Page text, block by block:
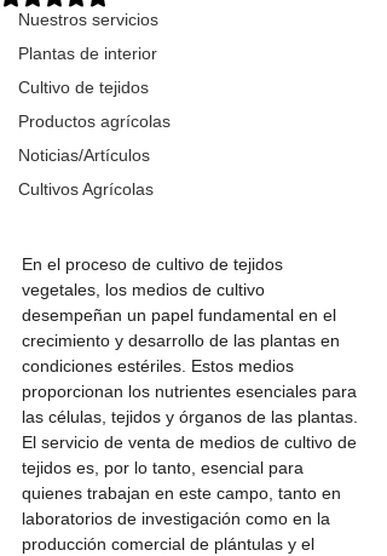
Nuestros servicios
Plantas de interior
Cultivo de tejidos
Productos agrícolas
Noticias/Artículos
Cultivos Agrícolas
En el proceso de cultivo de tejidos
vegetales, los medios de cultivo
desempeñan un papel fundamental en el
crecimiento y desarrollo de las plantas en
condiciones estériles. Estos medios
proporcionan los nutrientes esenciales para
las células, tejidos y órganos de las plantas.
El servicio de venta de medios de cultivo de
tejidos es, por lo tanto, esencial para
quienes trabajan en este campo, tanto en
laboratorios de investigación como en la
producción comercial de plántulas y el